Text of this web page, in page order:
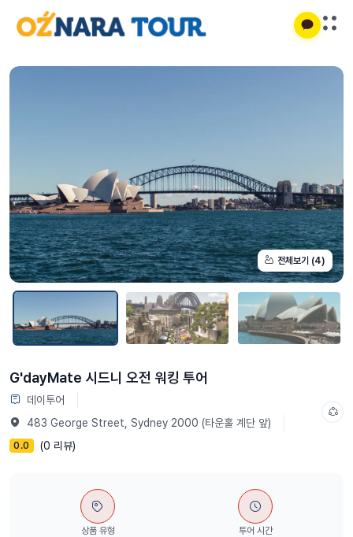
전체보기 (4)
G'dayMate 시드니 오전 워킹 투어
데이투어
483 George Street, Sydney 2000 (타운홀 계단 앞)
0.0 (0 리뷰)
상품 유형 투어 시간